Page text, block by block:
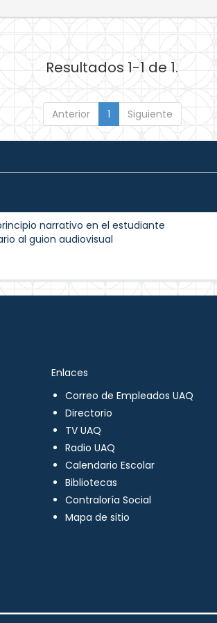
Resultados 1-1 de 1.
Anterior 1 Siguiente
narrativo en el estudiante
al guion audiovisual
Enlaces
Correo de Empleados UAQ
Directorio
TV UAQ
Radio UAQ
Calendario Escolar
Bibliotecas
Contraloría Social
Mapa de sitio